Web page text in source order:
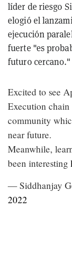
líder de riesgo
elogió el
ejecución
fuerte "es
futuro cercano."
Excited to see
Execution
community
near future.
Meanwhile,
been interesting
— Siddhanjay
2022